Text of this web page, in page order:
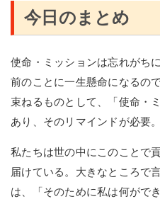
今日のまとめ
使命・ミッションは忘れがち
前のことに一生懸命になるの
束ねるものとして、「使命・
あり、そのリマインドが必要。
私たちは世の中にこのことで
届けている。大きなところで
は、「そのために私は何がで